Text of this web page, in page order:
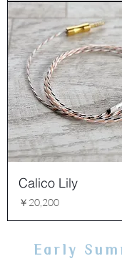
Calico Lily
価格
￥20,200
Early